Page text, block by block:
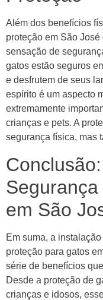
Além dos benefícios
proteção em São
sensação de
gatos estão seguros
e desfrutem de seus
espírito é um aspecto
extremamente
crianças e pets. A
segurança física, mas
em São
Em suma, a
proteção para gatos
série de benefícios
Desde a proteção de
crianças e idosos,